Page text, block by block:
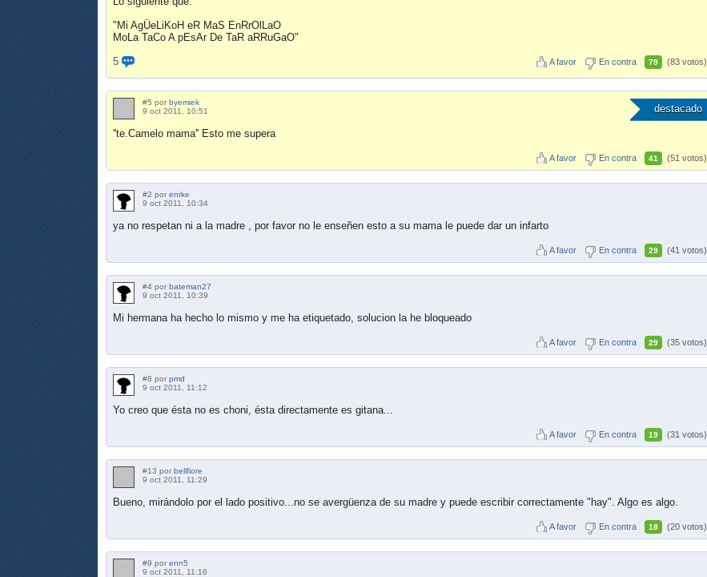
"Mi AgÜeLiKoH eR MaS EnRrOlLaO
MoLa TaCo A pEsAr De TaR aRRuGaO"
5
A favor En contra 79 (83 votos)
destacado
#5 por byemiek
9 oct 2011, 10:51
''te.Camelo mama'' Esto me supera
A favor En contra 41 (51 votos)
#2 por enrke
9 oct 2011, 10:34
ya no respetan ni a la madre , por favor no le enseñen esto a su mama le puede dar un infarto
A favor En contra 29 (41 votos)
#4 por bateman27
9 oct 2011, 10:39
Mi hermana ha hecho lo mismo y me ha etiquetado, solucion la he bloqueado
A favor En contra 29 (35 votos)
#8 por pmd
9 oct 2011, 11:12
Yo creo que ésta no es choni, ésta directamente es gitana...
A favor En contra 19 (31 votos)
#13 por bellfiore
9 oct 2011, 11:29
Bueno, mirándolo por el lado positivo...no se avergüenza de su madre y puede escribir correctamente "hay". Algo es algo.
A favor En contra 18 (20 votos)
#9 por enn5
9 oct 2011, 11:16